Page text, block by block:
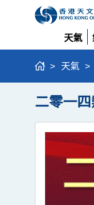
天氣
展
開
> 天氣 >
二零一